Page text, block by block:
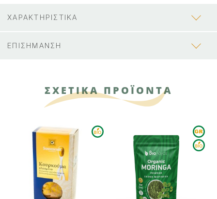
ΧΑΡΑΚΤΗΡΙΣΤΙΚΑ
ΕΠΙΣΗΜΑΝΣΗ
ΣΧΕΤΙΚΑ ΠΡΟΪΟΝΤΑ